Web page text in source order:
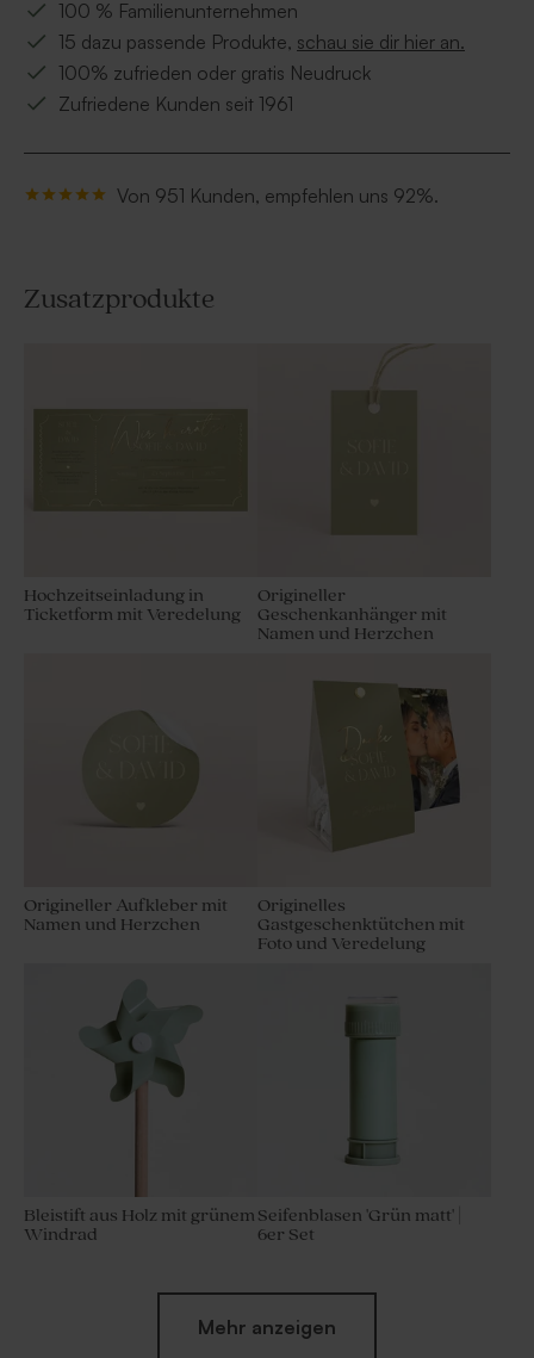
100 % Familienunternehmen
15 dazu passende Produkte, schau sie dir hier an.
100% zufrieden oder gratis Neudruck
Zufriedene Kunden seit 1961
Von 951 Kunden, empfehlen uns 92%.
Zusatzprodukte
Hochzeitseinladung in
Ticketform mit Veredelung
Origineller
Geschenkanhänger mit
Namen und Herzchen
Origineller Aufkleber mit
Namen und Herzchen
Originelles
Gastgeschenktütchen mit
Foto und Veredelung
Bleistift aus Holz mit grünem
Windrad
Seifenblasen 'Grün matt' |
6er Set
Mehr anzeigen